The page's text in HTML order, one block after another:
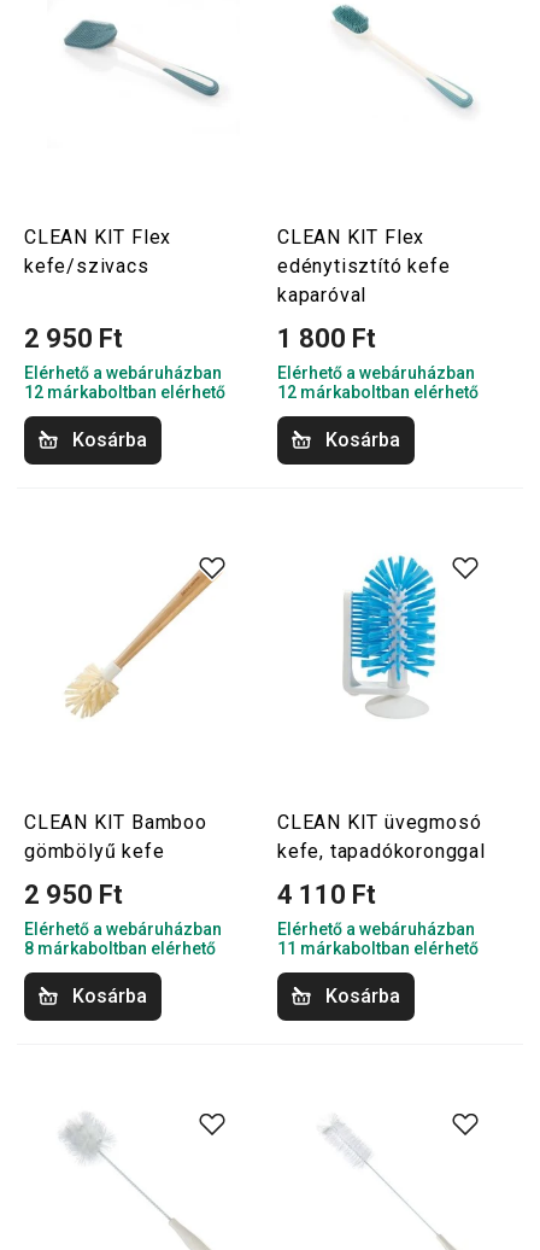
CLEAN KIT Flex
kefe/szivacs
2 950 Ft
Elérhető a webáruházban
12 márkaboltban elérhető
Kosárba
CLEAN KIT Flex
edénytisztító kefe
kaparóval
1 800 Ft
Elérhető a webáruházban
12 márkaboltban elérhető
Kosárba
CLEAN KIT Bamboo
gömbölyű kefe
2 950 Ft
Elérhető a webáruházban
8 márkaboltban elérhető
Kosárba
CLEAN KIT üvegmosó
kefe, tapadókoronggal
4 110 Ft
Elérhető a webáruházban
11 márkaboltban elérhető
Kosárba